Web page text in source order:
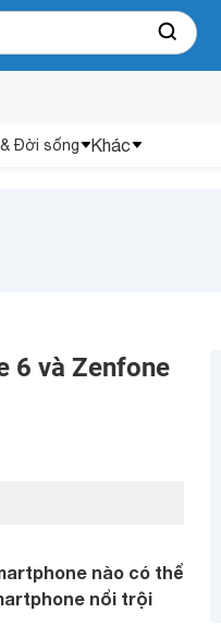
Đời sống Khác
6 và Zenfone
nào có thể
nổi trội